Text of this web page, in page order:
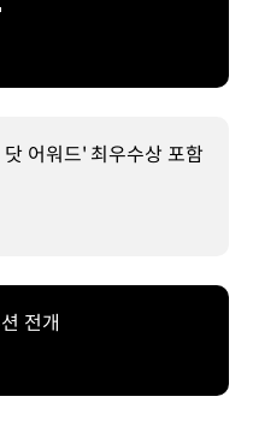
어워드' 최우수상 포함
전개